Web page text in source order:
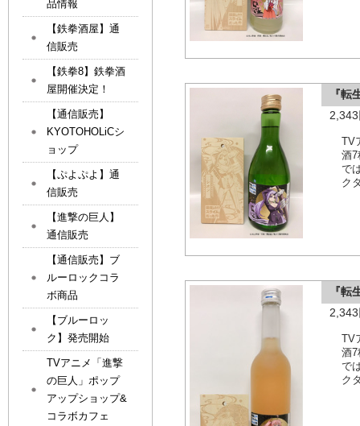
『
TV
酒
で
ク
『
TV
酒
で
ク
品情報
【鉄拳酒屋】通
信販売
【鉄拳8】鉄拳酒
屋開催決定！
【通信販売】
KYOTOHOLiCシ
ョップ
【ぷよぷよ】通
信販売
【進撃の巨人】
通信販売
【通信販売】ブ
ルーロックコラ
ボ商品
【ブルーロッ
ク】発売開始
TVアニメ「進撃
の巨人」ポップ
アップショップ&
コラボカフェ